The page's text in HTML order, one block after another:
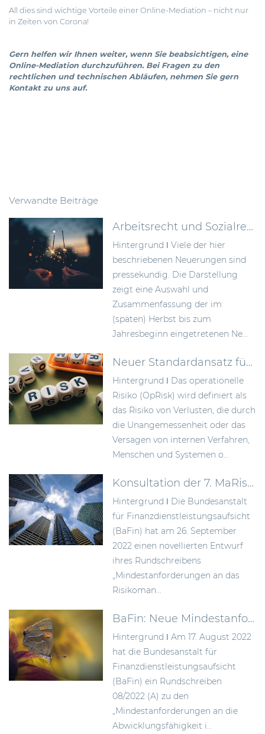
All dies sind wichtige Vorteile einer Online-Mediation – nicht nur
in Zeiten von Corona!
Gern helfen wir Ihnen weiter, wenn Sie beabsichtigen, eine
Online-Mediation durchzuführen. Bei Fragen zu den
rechtlichen und technischen Abläufen, nehmen Sie gern
Kontakt zu uns auf.
Verwandte Beiträge
Arbeitsrecht und Sozialrecht – mit Neuerungen ins Jahr 2023
Hintergrund ǀ Viele der hier
beschriebenen Neuerungen sind
pressekundig. Die Darstellung
zeigt eine Auswahl und
Zusammenfassung der im
(späten) Herbst bis zum
Jahresbeginn eingetretenen Ne...
Neuer Standardansatz für operationelle Risiken gem. CRR III
Hintergrund ǀ Das operationelle
Risiko (OpRisk) wird definiert als
das Risiko von Verlusten, die durch
die Unangemessenheit oder das
Versagen von internen Verfahren,
Menschen und Systemen o...
Konsultation der 7. MaRisk-Novelle
Hintergrund ǀ Die Bundesanstalt
für Finanzdienstleistungsaufsicht
(BaFin) hat am 26. September
2022 einen novellierten Entwurf
ihres Rundschreibens
„Mindestanforderungen an das
Risikoman...
BaFin: Neue Mindestanforderungen zur Verbesserung der Abwicklungsfähigkeit von Instituten
Hintergrund ǀ Am 17. August 2022
hat die Bundesanstalt für
Finanzdienstleistungsaufsicht
(BaFin) ein Rundschreiben
08/2022 (A) zu den
„Mindestanforderungen an die
Abwicklungsfähigkeit i...